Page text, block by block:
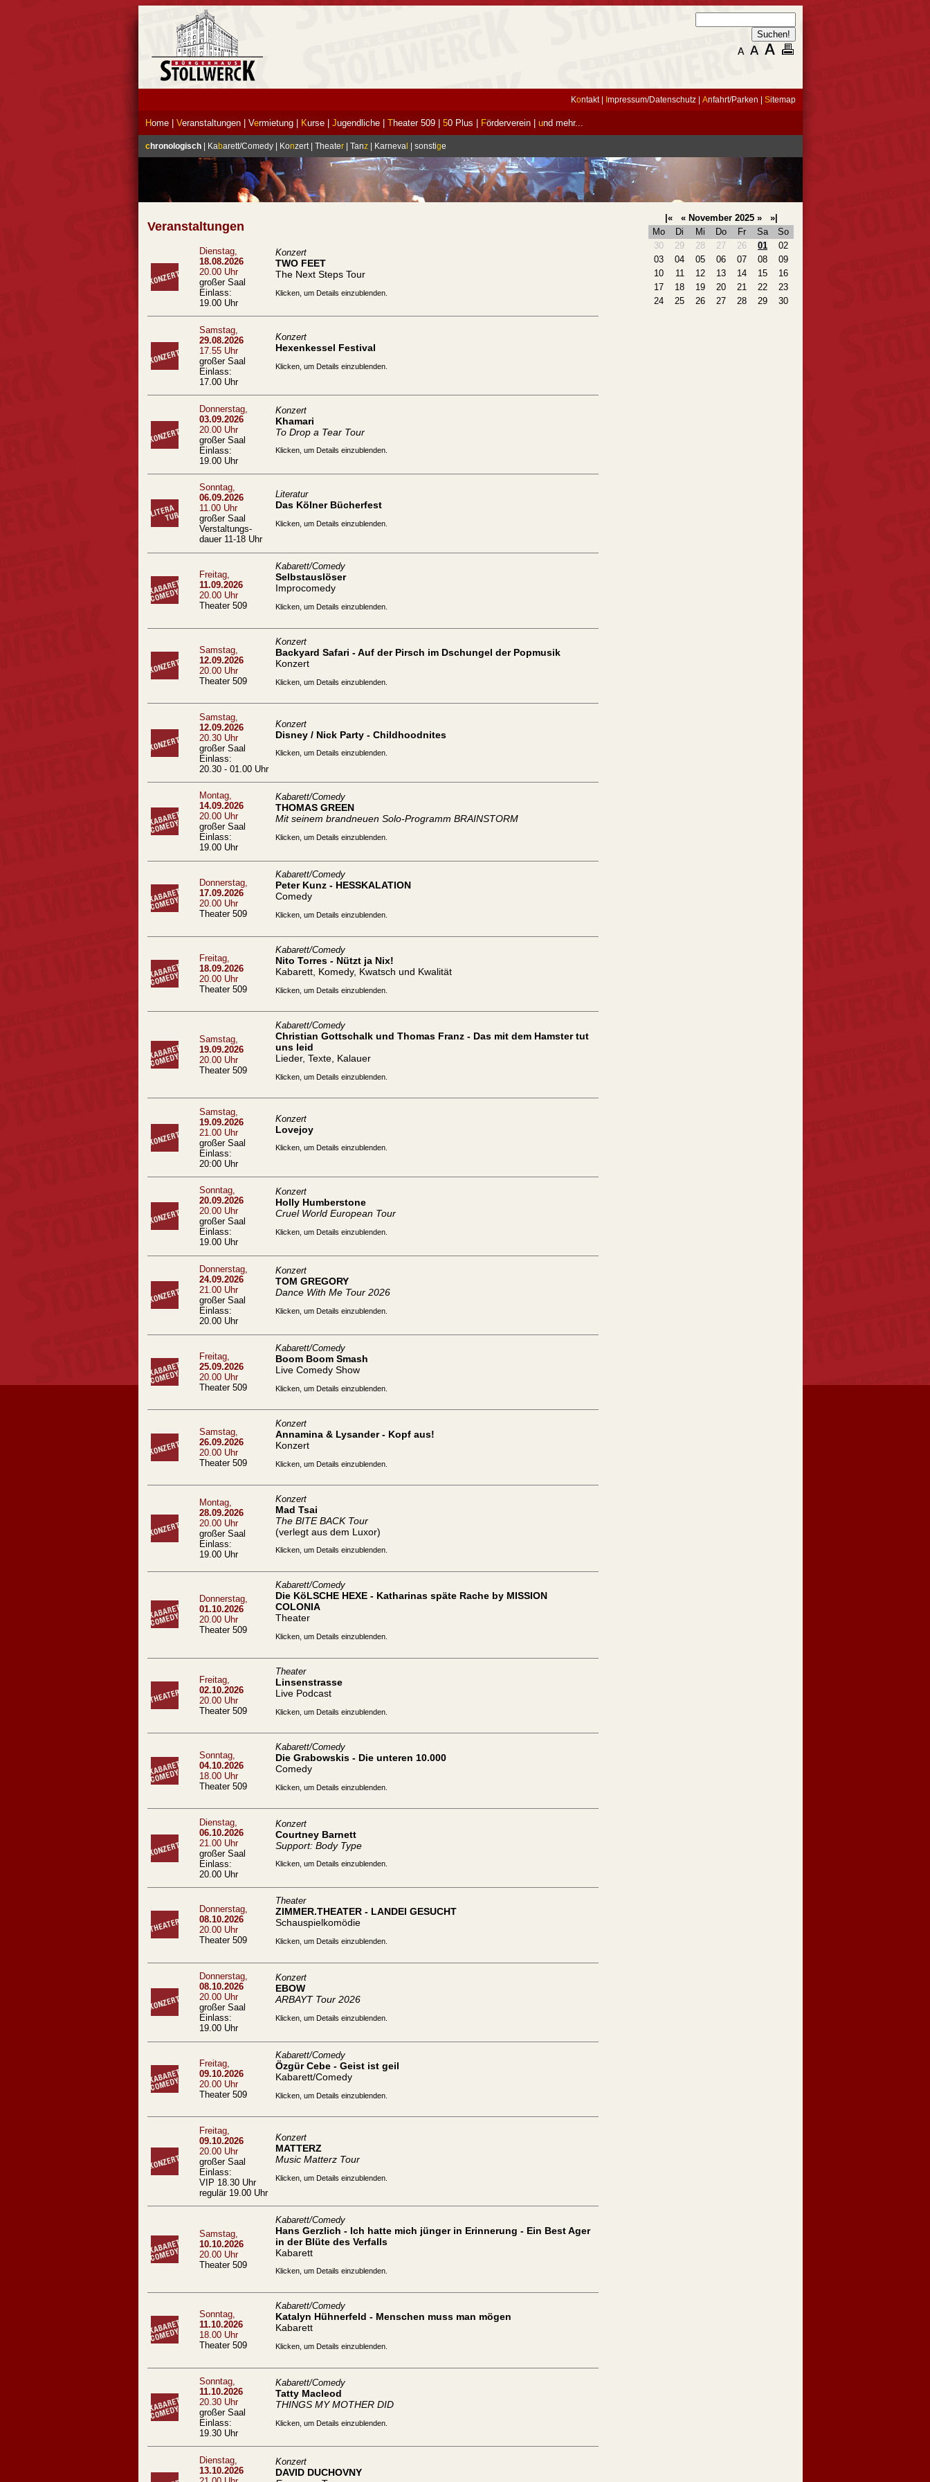
Kontakt| mpressum/Datenschutz Anfahrt/Parken Sitemap
Home Veranstaltungen Vermietung Kurse Jugendliche Theater 509 50 Plus Förderverein und mehr...
chronologisch Kabarett/Comedy Konzert Theater Tanz Karneva sonstige
Veranstaltungen
Dienstag,
18.08.2026
20.00 Uhr
großer Saal
Einlass:
19.00 Uhr
Konzert
TWO FEET
The Next Steps Tour
Klicken, um Details einzublenden.
Samstag,
29.08.2026
17.55 Uhr
großer Saal
Einlass:
17.00 Uhr
Konzert
Hexenkessel Festival
Klicken, um Details einzublenden.
Donnerstag,
03.09.2026
20.00 Uhr
großer Saal
Einlass:
19.00 Uhr
Konzert
Khamari
To Drop a Tear Tour
Klicken, um Details einzublenden.
Sonntag,
06.09.2026
11.00 Uhr
großer Saal
Verstaltungs-
dauer 11-18 Uhr
Literatur
Das Kölner Bücherfest
Klicken, um Details einzublenden.
Freitag,
11.09.2026
20.00 Uhr
Theater 509
Kabarett/Comedy
Selbstauslöser
Improcomedy
Klicken, um Details einzublenden.
Samstag,
12.09.2026
20.00 Uhr
Theater 509
Konzert
Backyard Safari - Auf der Pirsch im Dschungel der Popmusik
Konzert
Klicken, um Details einzublenden.
Samstag,
12.09.2026
20.30 Uhr
großer Saal
Einlass:
20.30 - 01.00 Uhr
Konzert
Disney / Nick Party - Childhoodnites
Klicken, um Details einzublenden.
Montag,
14.09.2026
20.00 Uhr
großer Saal
Einlass:
19.00 Uhr
Kabarett/Comedy
THOMAS GREEN
Mit seinem brandneuen Solo-Programm BRAINSTORM
Klicken, um Details einzublenden.
Donnerstag,
17.09.2026
20.00 Uhr
Theater 509
Kabarett/Comedy
Peter Kunz - HESSKALATION
Comedy
Klicken, um Details einzublenden.
Freitag,
18.09.2026
20.00 Uhr
Theater 509
Kabarett/Comedy
Nito Torres - Nützt ja Nix!
Kabarett, Komedy, Kwatsch und Kwalität
Klicken, um Details einzublenden.
Samstag,
19.09.2026
20.00 Uhr
Theater 509
Kabarett/Comedy
Christian Gottschalk und Thomas Franz - Das mit dem Hamster tut
uns leid
Lieder, Texte, Kalauer
Klicken, um Details einzublenden.
Samstag,
19.09.2026
21.00 Uhr
großer Saal
Einlass:
20:00 Uhr
Konzert
Lovejoy
Klicken, um Details einzublenden.
Sonntag,
20.09.2026
20.00 Uhr
großer Saal
Einlass:
19.00 Uhr
Konzert
Holly Humberstone
Cruel World European Tour
Klicken, um Details einzublenden.
Donnerstag,
24.09.2026
21.00 Uhr
großer Saal
Einlass:
20.00 Uhr
Konzert
TOM GREGORY
Dance With Me Tour 2026
Klicken, um Details einzublenden.
Freitag,
25.09.2026
20.00 Uhr
Theater 509
Kabarett/Comedy
Boom Boom Smash
Live Comedy Show
Klicken, um Details einzublenden.
Samstag,
26.09.2026
20.00 Uhr
Theater 509
Konzert
Annamina & Lysander - Kopf aus!
Konzert
Klicken, um Details einzublenden.
Montag,
28.09.2026
20.00 Uhr
großer Saal
Einlass:
19.00 Uhr
Konzert
Mad Tsai
The BITE BACK Tour
(verlegt aus dem Luxor)
Klicken, um Details einzublenden.
Donnerstag,
01.10.2026
20.00 Uhr
Theater 509
Kabarett/Comedy
Die KöLSCHE HEXE - Katharinas späte Rache by MISSION
COLONIA
Theater
Klicken, um Details einzublenden.
Freitag,
02.10.2026
20.00 Uhr
Theater 509
Theater
Linsenstrasse
Live Podcast
Klicken, um Details einzublenden.
Sonntag,
04.10.2026
18.00 Uhr
Theater 509
Kabarett/Comedy
Die Grabowskis - Die unteren 10.000
Comedy
Klicken, um Details einzublenden.
Dienstag,
06.10.2026
21.00 Uhr
großer Saal
Einlass:
20.00 Uhr
Konzert
Courtney Barnett
Support: Body Type
Klicken, um Details einzublenden.
Donnerstag,
08.10.2026
20.00 Uhr
Theater 509
Theater
ZIMMER.THEATER - LANDEI GESUCHT
Schauspielkomödie
Klicken, um Details einzublenden.
Donnerstag,
08.10.2026
20.00 Uhr
großer Saal
Einlass:
19.00 Uhr
Konzert
EBOW
ARBAYT Tour 2026
Klicken, um Details einzublenden.
Freitag,
09.10.2026
20.00 Uhr
Theater 509
Kabarett/Comedy
Özgür Cebe - Geist ist geil
Kabarett/Comedy
Klicken, um Details einzublenden.
Freitag,
09.10.2026
20.00 Uhr
großer Saal
Einlass:
VIP 18.30 Uhr
regulär 19.00 Uhr
Konzert
MATTERZ
Music Matterz Tour
Klicken, um Details einzublenden.
Samstag,
10.10.2026
20.00 Uhr
Theater 509
Kabarett/Comedy
Hans Gerzlich - Ich hatte mich jünger in Erinnerung - Ein Best Ager
in der Blüte des Verfalls
Kabarett
Klicken, um Details einzublenden.
Sonntag,
11.10.2026
18.00 Uhr
Theater 509
Kabarett/Comedy
Katalyn Hühnerfeld - Menschen muss man mögen
Kabarett
Klicken, um Details einzublenden.
Sonntag,
11.10.2026
20.30 Uhr
großer Saal
Einlass:
19.30 Uhr
Kabarett/Comedy
Tatty Macleod
THINGS MY MOTHER DID
Klicken, um Details einzublenden.
Dienstag,
13.10.2026
Konzert
DAVID DUCHOVNY
|« « November 2025 »
»|
Mo
Di Mi Do Fr Sa
So
30
29 28 27 26 01
02
03
04 05 06 07 08
09
10
11 12 13 14 15
16
17
18 19 20 21 22
23
24
25 26 27 28 29 30